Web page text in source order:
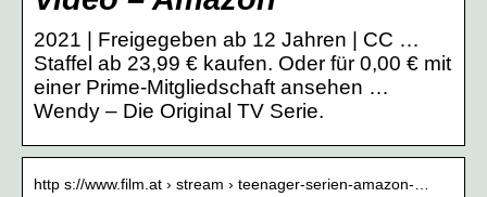
2021 | Freigegeben ab 12 Jahren | CC …
Staffel ab 23,99 € kaufen. Oder für 0,00 € mit
einer Prime-Mitgliedschaft ansehen …
Wendy – Die Original TV Serie.
http s://www.film.at › stream › teenager-serien-amazon-…